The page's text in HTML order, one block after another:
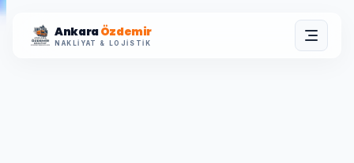
AnkaraÖzdemir
NAKLIYAT & LOJISTIK